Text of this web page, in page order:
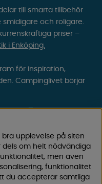
till smarta tillbehör
och roligare.
priser –
i Enköping.
för inspiration,
Campinglivet börjar
upplevelse på siten
dels om helt nödvändiga
men även
funktionalitet
du accepterar samtliga